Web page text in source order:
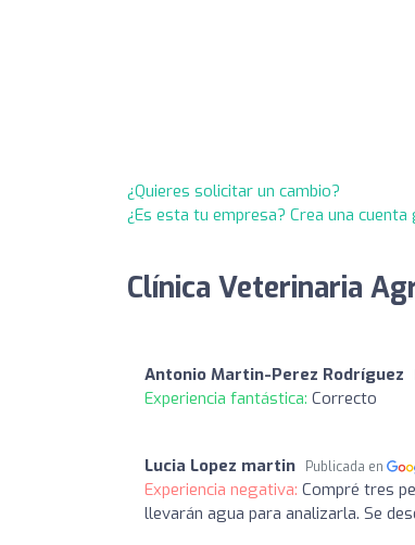
¿Quieres solicitar un cambio?
¿Es esta tu empresa? Crea una
Clínica Veterinaria
Antonio Martin-Perez Rodríguez
Experiencia fantástica: Correcto
Lucia Lopez martin Publicada en
Experiencia negativa: Compré tres
llevarán agua para analizarla. Se